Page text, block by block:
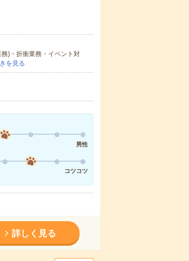
)・折衝業務・イベント対
を見る
男性
コツコツ
詳しく見る